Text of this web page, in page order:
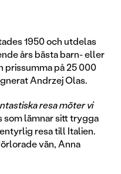
1950 och utdelas
års bästa barn- eller
prissumma på 25 000
Andrzej Olas.
resa möter vi
som lämnar sitt trygga
resa till Italien.
vän, Anna